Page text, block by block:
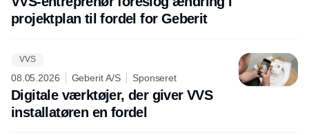
projektplan til fordel for Geberit
VVS
08.05.2026 Geberit A/S Sponseret
Digitale værktøjer, der giver VVS
installatøren en fordel